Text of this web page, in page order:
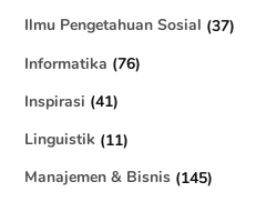
Ilmu Pengetahuan Sosial (37)
Informatika (76)
Inspirasi (41)
Linguistik (11)
Manajemen & Bisnis (145)